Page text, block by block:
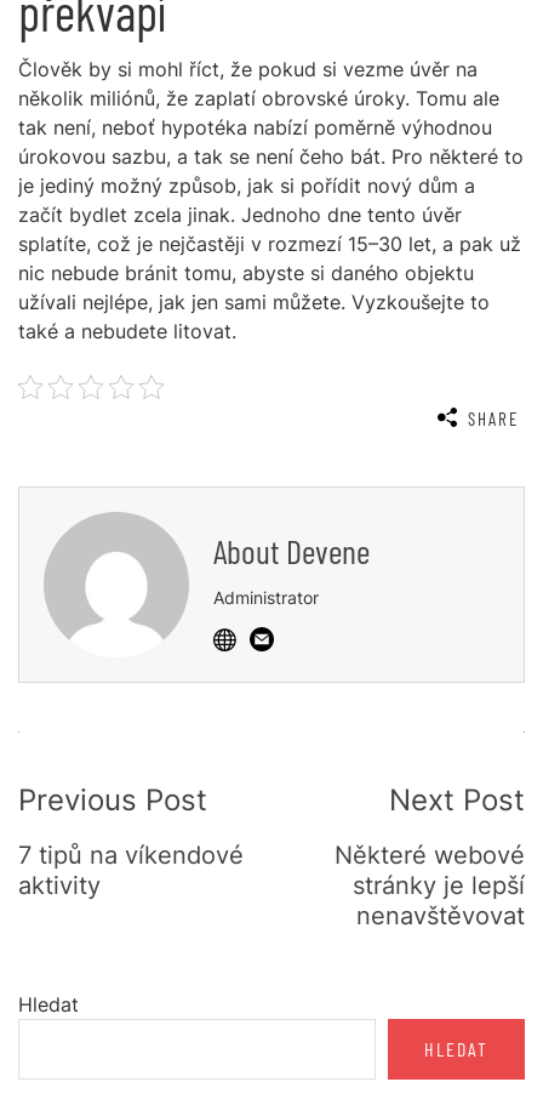
Člověk by si mohl říct, že pokud si vezme úvěr na
několik miliónů, že zaplatí obrovské úroky. Tomu ale
tak není, neboť hypotéka nabízí poměrně výhodnou
úrokovou sazbu, a tak se není čeho bát. Pro některé to
je jediný možný způsob, jak si pořídit nový dům a
začít bydlet zcela jinak. Jednoho dne tento úvěr
splatíte, což je nejčastěji v rozmezí 15–30 let, a pak už
nic nebude bránit tomu, abyste si daného objektu
užívali nejlépe, jak jen sami můžete. Vyzkoušejte to
také a nebudete litovat.
SHARE
About Devene
Administrator
Navigation
Previous Post
7 tipů na víkendové
aktivity
Next Post
Některé webové
stránky je lepší
nenavštěvovat
Hledat
HLEDAT